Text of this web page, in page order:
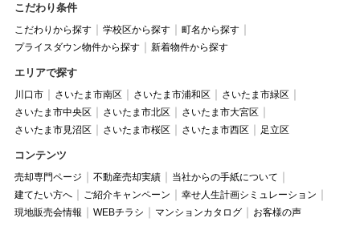
こだわり条件
こだわりから探す 学校区から探す
町名から探す
プライスダウン物件から探す
新着物件から探す
エリアで探す
川口市 さいたま市南区 さいたま市浦和区
さいたま市緑区
さいたま市中央区
さいたま市北区
さいたま市大宮区
さいたま市見沼区
さいたま市桜区 さいたま市西区 足立区
コンテンツ
売却専門ページ 不動産売却実績
当社からの手紙について
建てたい方へ
ご紹介キャンペーン
幸せ人生計画シミュレーション
現地販売会情報
WEBチラシ マンションカタログ お客様の声